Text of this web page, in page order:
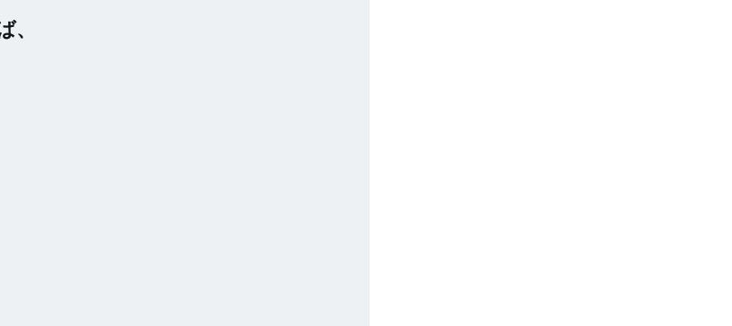
、